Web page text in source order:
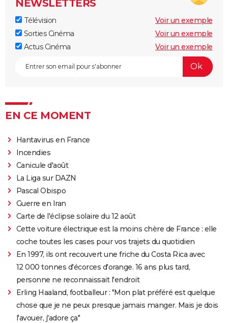
NEWSLETTERS
Télévision
Voir un exemple
Sorties Cinéma
Voir un exemple
Actus Cinéma
Voir un exemple
EN CE MOMENT
Hantavirus en France
Incendies
Canicule d'août
La Liga sur DAZN
Pascal Obispo
Guerre en Iran
Carte de l'éclipse solaire du 12 août
Cette voiture électrique est la moins chère de France : elle
coche toutes les cases pour vos trajets du quotidien
En 1997, ils ont recouvert une friche du Costa Rica avec
12 000 tonnes d'écorces d'orange. 16 ans plus tard,
personne ne reconnaissait l'endroit
Erling Haaland, footballeur : "Mon plat préféré est quelque
chose que je ne peux presque jamais manger. Mais je dois
l'avouer, j'adore ça"